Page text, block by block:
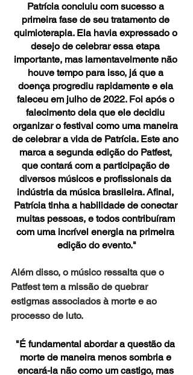
Patrícia concluiu com sucesso a
primeira fase de seu tratamento de
quimioterapia. Ela havia expressado o
desejo de celebrar essa etapa
importante, mas lamentavelmente não
houve tempo para isso, já que a
doença progrediu rapidamente e ela
faleceu em julho de 2022. Foi após o
falecimento dela que ele decidiu
organizar o festival como uma maneira
de celebrar a vida de Patrícia. Este ano
marca a segunda edição do Patfest,
que contará com a participação de
diversos músicos e profissionais da
indústria da música brasileira. Afinal,
Patrícia tinha a habilidade de conectar
muitas pessoas, e todos contribuíram
com uma incrível energia na primeira
edição do evento."
Além disso, o músico ressalta que o
Patfest tem a missão de quebrar
estigmas associados à morte e ao
processo de luto.
"É fundamental abordar a questão da
morte de maneira menos sombria e
encará-la não como um castigo, mas